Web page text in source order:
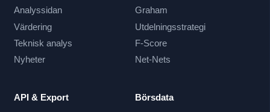
Analyssidan
Värdering
Teknisk analys
Nyheter
Graham
Utdelningsstrategi
F-Score
Net-Nets
API & Export Börsdata